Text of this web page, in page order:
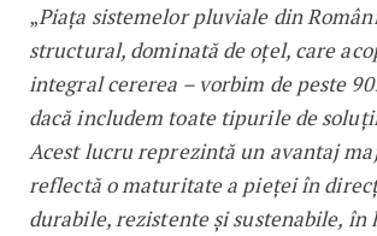
„Piața sistemelor pluviale din
structural, dominată de oțel, care
integral cererea – vorbim de peste
dacă includem toate tipurile de
Acest lucru reprezintă un avantaj
reflectă o maturitate a pieței în
durabile, rezistente și sustenabile, în